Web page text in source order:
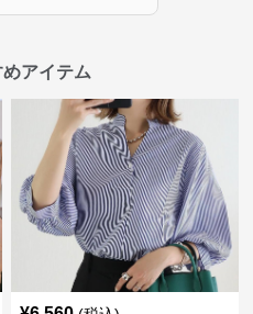
アイテム